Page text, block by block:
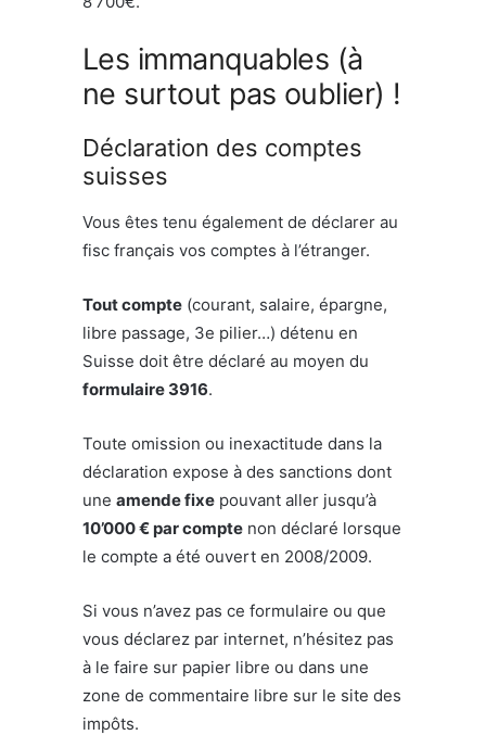
Les immanquables (à
ne surtout pas oublier) !
Déclaration des comptes
suisses
Vous êtes tenu également de déclarer au
fisc français vos comptes à l’étranger.
Tout compte (courant, salaire, épargne,
libre passage, 3e pilier…) détenu en
Suisse doit être déclaré au moyen du
formulaire 3916.
Toute omission ou inexactitude dans la
déclaration expose à des sanctions dont
une amende fixe pouvant aller jusqu’à
10’000 € par compte non déclaré lorsque
le compte a été ouvert en 2008/2009.
Si vous n’avez pas ce formulaire ou que
vous déclarez par internet, n’hésitez pas
à le faire sur papier libre ou dans une
zone de commentaire libre sur le site des
impôts.